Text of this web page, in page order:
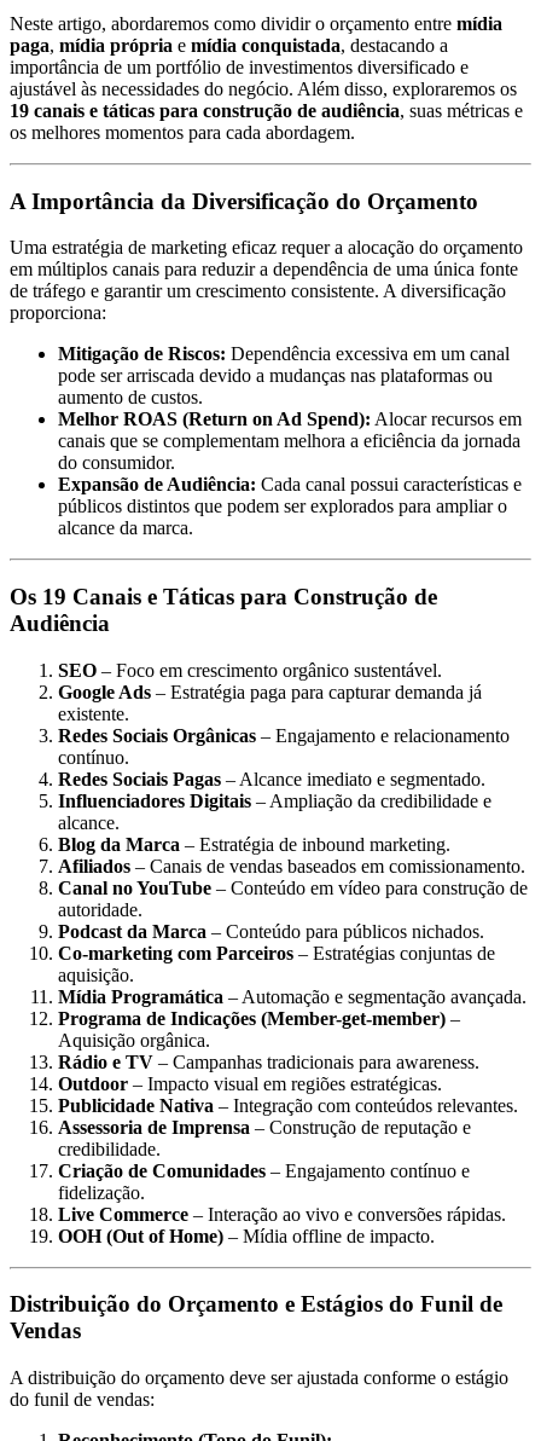
Neste artigo, abordaremos como dividir o orçamento entre mídia
paga, mídia própria e mídia conquistada, destacando a
importância de um portfólio de investimentos diversificado e
ajustável às necessidades do negócio. Além disso, exploraremos os
19 canais e táticas para construção de audiência, suas métricas e
os melhores momentos para cada abordagem.
A Importância da Diversificação do Orçamento
Uma estratégia de marketing eficaz requer a alocação do orçamento
em múltiplos canais para reduzir a dependência de uma única fonte
de tráfego e garantir um crescimento consistente. A diversificação
proporciona:
Mitigação de Riscos: Dependência excessiva em um canal
pode ser arriscada devido a mudanças nas plataformas ou
aumento de custos.
Melhor ROAS (Return on Ad Spend): Alocar recursos em
canais que se complementam melhora a eficiência da jornada
do consumidor.
Expansão de Audiência: Cada canal possui características e
públicos distintos que podem ser explorados para ampliar o
alcance da marca.
Os 19 Canais e Táticas para Construção de
Audiência
SEO – Foco em crescimento orgânico sustentável.
Google Ads – Estratégia paga para capturar demanda já
existente.
Redes Sociais Orgânicas – Engajamento e relacionamento
contínuo.
Redes Sociais Pagas – Alcance imediato e segmentado.
Influenciadores Digitais – Ampliação da credibilidade e
alcance.
Blog da Marca – Estratégia de inbound marketing.
Afiliados – Canais de vendas baseados em comissionamento.
Canal no YouTube – Conteúdo em vídeo para construção de
autoridade.
Podcast da Marca – Conteúdo para públicos nichados.
Co-marketing com Parceiros – Estratégias conjuntas de
aquisição.
Mídia Programática – Automação e segmentação avançada.
Programa de Indicações (Member-get-member) –
Aquisição orgânica.
Rádio e TV – Campanhas tradicionais para awareness.
Outdoor – Impacto visual em regiões estratégicas.
Publicidade Nativa – Integração com conteúdos relevantes.
Assessoria de Imprensa – Construção de reputação e
credibilidade.
Criação de Comunidades – Engajamento contínuo e
fidelização.
Live Commerce – Interação ao vivo e conversões rápidas.
OOH (Out of Home) – Mídia offline de impacto.
Distribuição do Orçamento e Estágios do Funil de
Vendas
A distribuição do orçamento deve ser ajustada conforme o estágio
do funil de vendas: